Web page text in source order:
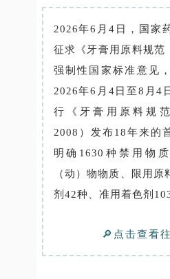
2026年6月4日，国家
征求《牙膏用原料规范
强制性国家标准意见
2026年6月4日至8月4
行《牙膏用原料规
2008）发布18年来的
明确1630种禁用物
（动）物物质、限用
剂42种、准用着色剂103
🔎点击查看